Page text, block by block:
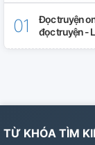
Chương 32
Chương 33
Chương 36
Đọc truyện
đọc truyện -
TỪ KHÓA TÌM